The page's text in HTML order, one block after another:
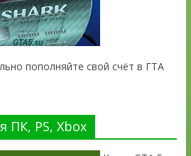
пополняйте свой счёт в ГТА
ПК, PS, Xbox